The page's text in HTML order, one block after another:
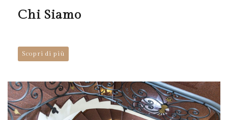
Chi Siamo
Scopri di più